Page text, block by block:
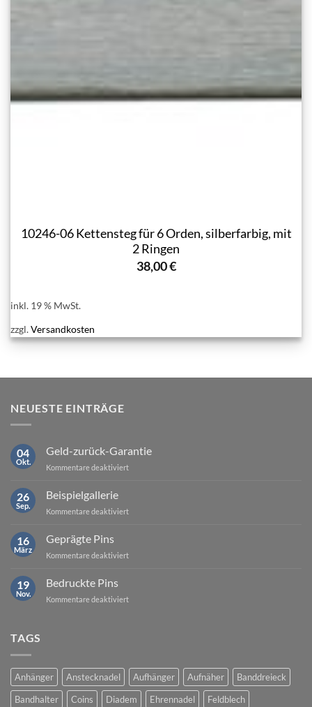
10246-06 Kettensteg für 6 Orden, silberfarbig, mit
2 Ringen
38,00€
inkl. 19 % MwSt.
zzgl.Versandkosten
NEUESTE EINTRÄGE
04
Okt.
Geld-zurück-Garantie
Kommentare deaktiviertfür
26
Sep.
Beispielgallerie
Kommentare deaktiviertfür
16
März
Geprägte Pins
Kommentare deaktiviertfür
19
Nov.
Bedruckte Pins
Kommentare deaktiviertfür
TAGS
Anhänger Anstecknadel Aufhänger Aufnäher
Banddreieck
Bandhalter
Coins Diadem Ehrennadel Feldblech